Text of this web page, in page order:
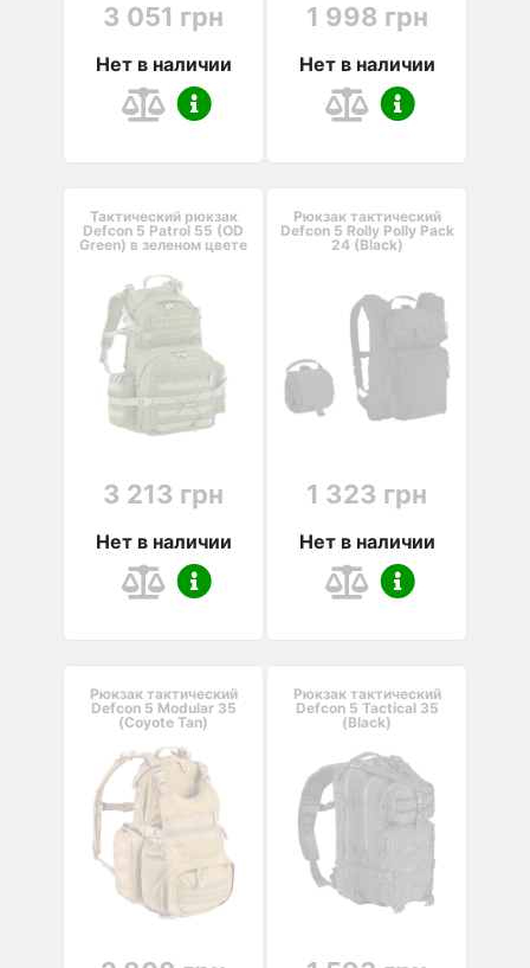
3 051 грн
Нет в наличии
1 998 грн
Нет в наличии
Тактический рюкзак
Defcon 5 Patrol 55 (OD
Green) в зеленом цвете
3 213 грн
Нет в наличии
Рюкзак тактический
Defcon 5 Rolly Polly Pack
24 (Black)
1 323 грн
Нет в наличии
Рюкзак тактический
Defcon 5 Modular 35
(Coyote Tan)
Рюкзак тактический
Defcon 5 Tactical 35
(Black)